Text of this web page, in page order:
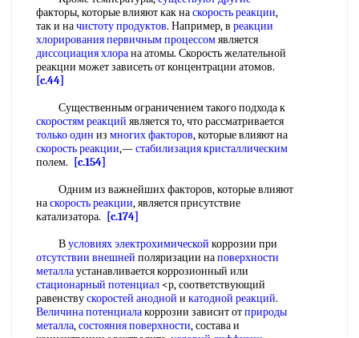
факторы, которые влияют как наскорость реакции,
так и начистоту продуктов. Например, в реакции
хлорированияпервичным процессомявляется
диссоциация хлорана атомы. Скорость желательной
реакции может зависеть от концентрации атомов.
[c.44]
Существенным ограничением такого подхода к
скоростям реакций является то, что рассматривается
только один из многих факторов, которые влияют на
скорость реакции,—стабилизация кристаллическим
полем.
[c.154]
Одним из важнейших факторов, которые влияют
наскорость реакции, является присутствие
катализатора.
[c.174]
Вусловиях электрохимической коррозии при
отсутствии внешней поляризации наповерхности
металлаустанавливается коррозионный или
стационарный потенциал <р, соответствующий
равенствускоростей анодной и катодной реакций.
Величина потенциалакоррозии зависит отприроды
металла,состояния поверхности, состава и